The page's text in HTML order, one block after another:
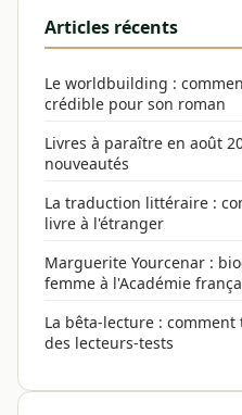
Articles récents
Le worldbuilding :
crédible pour son roman
Livres à paraître en août
nouveautés
La traduction littéraire :
livre à l'étranger
Marguerite Yourcenar :
femme à l'Académie
La bêta-lecture :
des lecteurs-tests